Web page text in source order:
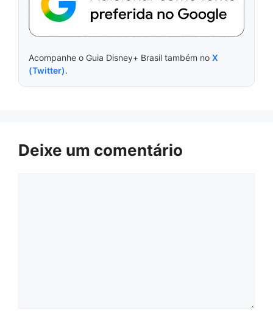
Acompanhe o Guia Disney+ Brasil também no X
(Twitter).
Deixe um comentário